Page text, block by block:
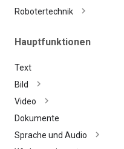
Robotertechnik
Hauptfunktionen
Text
Bild
Video
Dokumente
Sprache und Audio